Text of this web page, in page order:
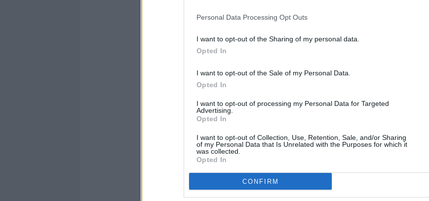
Personal Data Processing Opt Outs
I want to opt-out of the Sharing of my personal data.
Opted In
I want to opt-out of the Sale of my Personal Data.
Opted In
I want to opt-out of processing my Personal Data for Targeted
Advertising.
Opted In
I want to opt-out of Collection, Use, Retention, Sale, and/or Sharing
of my Personal Data that Is Unrelated with the Purposes for which it
was collected.
Opted In
CONFIRM